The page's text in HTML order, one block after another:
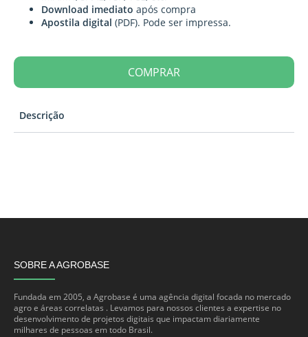
Download imediato após compra
Apostila digital (PDF). Pode ser impressa.
COMPRAR
Descrição
SOBRE A AGROBASE
Fundada em 2005, a Agrobase é uma agência digital focada no mercado
agro e áreas correlatas . Levamos para nossos clientes a expertise no
desenvolvimento de projetos digitais que impactam diariamente
milhares de pessoas em todo Brasil.